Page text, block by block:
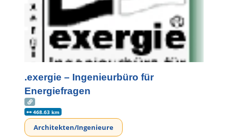
.exergie – Ingenieurbüro für
Energiefragen
468.63 km
Architekten/Ingenieure